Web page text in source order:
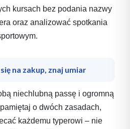
kursach bez podania nazwy
oraz analizować spotkania
na zakup, znaj umiar
niechlubną passę i ogromną
o dwóch zasadach,
każdemu typerowi – nie